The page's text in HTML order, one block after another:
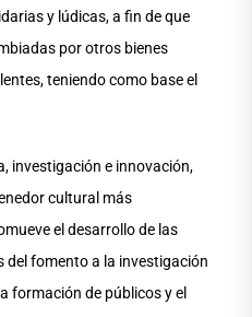
y lúdicas, a fin de que
por otros bienes
teniendo como base el
investigación e innovación,
cultural más
el desarrollo de las
del fomento a la investigación
formación de públicos y el